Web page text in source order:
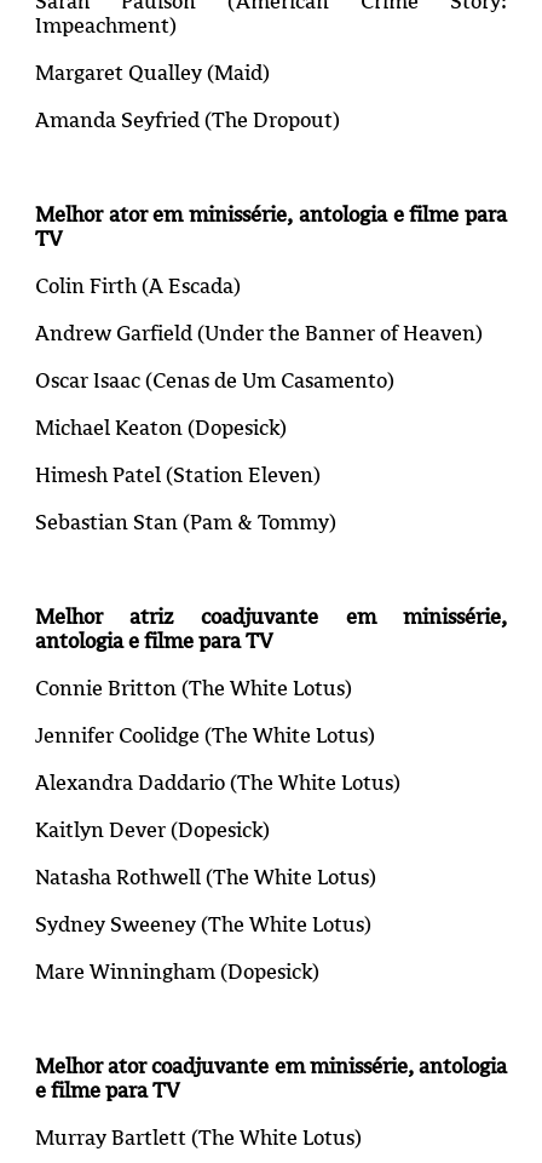
Impeachment)
Margaret Qualley (Maid)
Amanda Seyfried (The Dropout)
Melhor ator em minissérie, antologia e filme para
TV
Colin Firth (A Escada)
Andrew Garfield (Under the Banner of Heaven)
Oscar Isaac (Cenas de Um Casamento)
Michael Keaton (Dopesick)
Himesh Patel (Station Eleven)
Sebastian Stan (Pam & Tommy)
Melhor atriz coadjuvante em minissérie,
antologia e filme para TV
Connie Britton (The White Lotus)
Jennifer Coolidge (The White Lotus)
Alexandra Daddario (The White Lotus)
Kaitlyn Dever (Dopesick)
Natasha Rothwell (The White Lotus)
Sydney Sweeney (The White Lotus)
Mare Winningham (Dopesick)
Melhor ator coadjuvante em minissérie, antologia
e filme para TV
Murray Bartlett (The White Lotus)